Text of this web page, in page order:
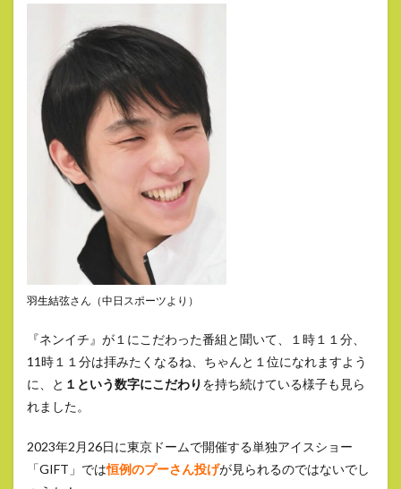
羽生結弦さん（中日スポーツより）
『ネンイチ』が１にこだわった番組と聞いて、１時１１分、
11時１１分は拝みたくなるね、ちゃんと１位になれますよう
に、と １という数字にこだわり を持ち続けている様子も見ら
れました。
2023年2月26日に東京ドームで開催する単独アイスショー
「GIFT」では恒例のプーさん投げが見られるのではないでし